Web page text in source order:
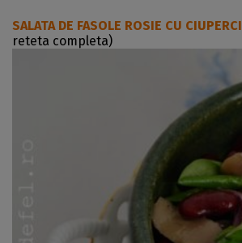
SALATA DE FASOLE ROSIE CU CIUPERCI
reteta completa)